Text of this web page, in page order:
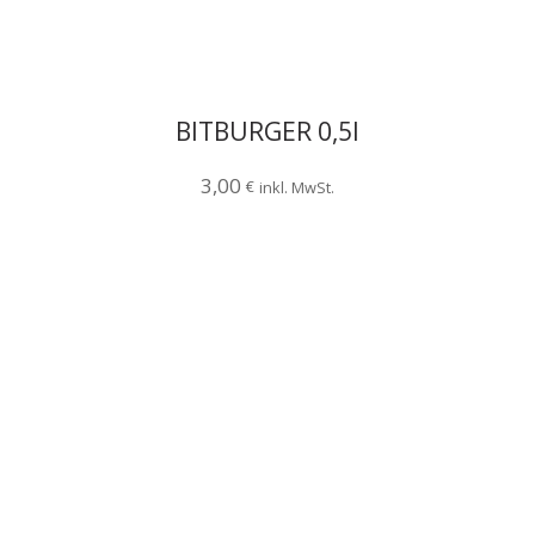
BITBURGER 0,5l
3,00 € inkl. MwSt.